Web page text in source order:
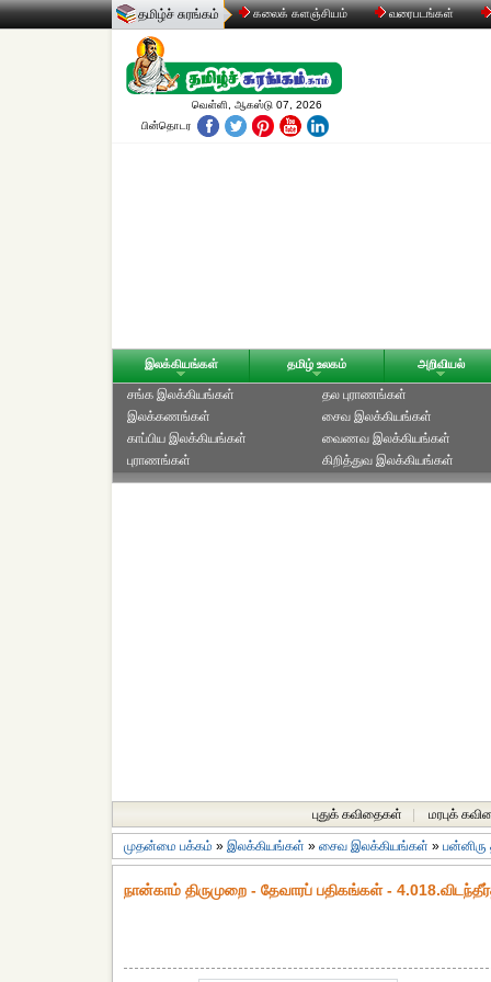
தமிழ்ச் சுரங்கம் கலைக் களஞ்சியம் வரைபடங்கள்
வெள்ளி, ஆகஸ்டு 07, 2026
பின்தொடர
இலக்கியங்கள் தமிழ் உலகம் அறிவியல்
சங்க இலக்கியங்கள்
இலக்கணங்கள்
காப்பிய இலக்கியங்கள்
புராணங்கள்
தல புராணங்கள்
சைவ இலக்கியங்கள்
வைணவ இலக்கியங்கள்
கிறித்துவ இலக்கியங்கள்
புதுக் கவிதைகள் மரபுக்
முதன்மை பக்கம் » இலக்கியங்கள் » சைவ இலக்கியங்கள் » பன்னிரு
நான்காம் திருமுறை - தேவாரப் பதிகங்கள் -